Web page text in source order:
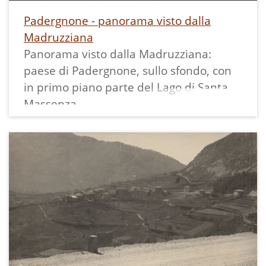
Padergnone - panorama visto dalla
Madruzziana
Panorama visto dalla Madruzziana:
paese di Padergnone, sullo sfondo, con
in primo piano parte del Lago di Santa
Massenza.
Viaggiata.